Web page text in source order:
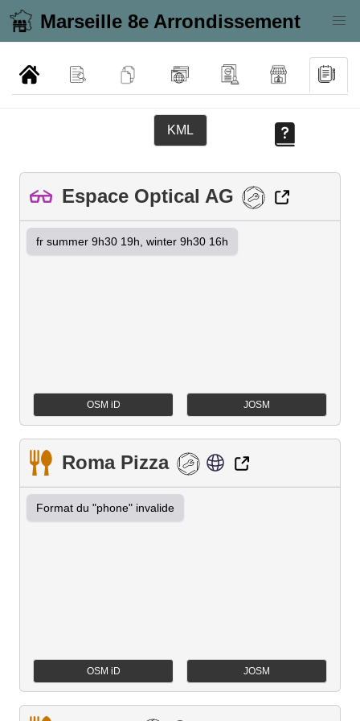
Marseille 8e Arrondissement
KML
Espace Optical AG
fr summer 9h30 19h, winter 9h30 16h
OSM iD JOSM
Roma Pizza
Format du "phone" invalide
OSM iD JOSM